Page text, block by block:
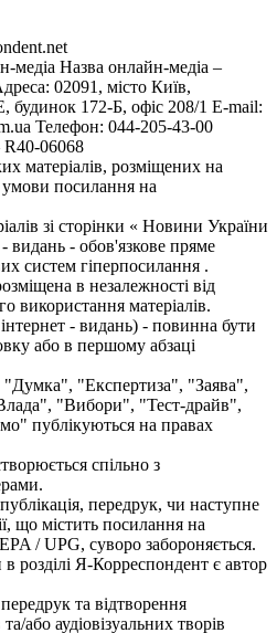
медіа Назва онлайн-медіа –
02091, місто Київ,
172-Б, офіс 208/1 E-mail:
Телефон: 044-205-43-00
R40-06068
матеріалів, розміщених на
умови посилання на
зі сторінки « Новини України
- видань - обов'язкове пряме
систем гіперпосилання .
в незалежності від
використання матеріалів.
- видань) - повинна бути
або в першому абзаці
"Експертиза", "Заява",
"Вибори", "Тест-драйв",
публікуються на правах
спільно з
передрук, чи наступне
що містить посилання на
/ UPG, суворо забороняється.
розділі Я-Корреспондент є автор
та відтворення
або аудіовізуальних творів